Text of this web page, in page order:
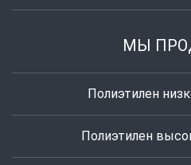
МЫ
Полиэтилен
Полиэтилен